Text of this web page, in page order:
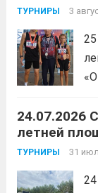
ТУРНИРЫ 3
24.07.2026
летней
ТУРНИРЫ 31